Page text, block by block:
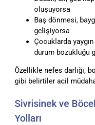
oluşuyorsa
Baş dönmesi,
gelişiyorsa
Çocuklarda
durum bozukluğu
Özellikle nefes darlığı,
gibi belirtiler acil
Sivrisinek ve
Yolları